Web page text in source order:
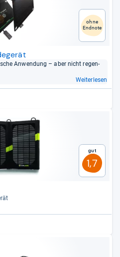
ohne
Endnote
Anwen­dung – aber nicht regen­
Weiterlesen
Gut
1,7